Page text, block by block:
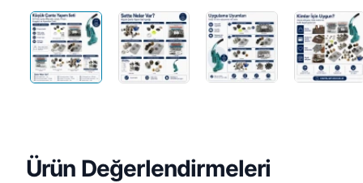
Ürün Değerlendirmeleri